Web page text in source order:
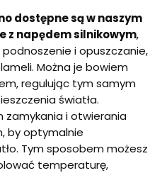
dostępne są w naszym
z napędem silnikowym,
i opuszczanie,
Można je bowiem
regulując tym samym
światła.
zamykania i otwierania
by optymalnie
Tym sposobem możesz
temperaturę,